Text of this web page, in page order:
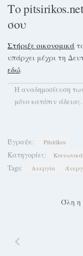
Το
σου
Στήριξε οικονομικά
υπάρχει μέχρι τη
εδώ.
H αναδημοσίευση
μόνο κατόπιν
Έγραψε: Pitsirikos
Κατηγορίες: Κοινωνικά
Tags: Ανεργία
Όλη η